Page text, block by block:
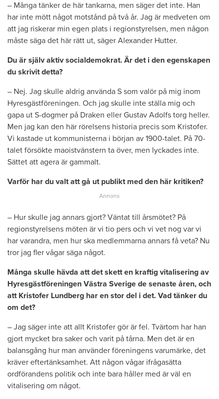
– Många tänker de här tankarna, men säger det inte. Han
har inte mött något motstånd på två år. Jag är medveten om
att jag riskerar min egen plats i regionstyrelsen, men någon
måste säga det här rätt ut, säger Alexander Hutter.
Du är själv aktiv socialdemokrat. Är det i den egenskapen
du skrivit detta?
– Nej. Jag skulle aldrig använda S som valör på mig inom
Hyresgästföreningen. Och jag skulle inte ställa mig och
gapa ut S-dogmer på Draken eller Gustav Adolfs torg heller.
Men jag kan den här rörelsens historia precis som Kristofer.
Vi kastade ut kommunisterna i början av 1900-talet. På 70-
talet försökte maoistvänstern ta över, men lyckades inte.
Sättet att agera är gammalt.
Varför har du valt att gå ut publikt med den här kritiken?
– Hur skulle jag annars gjort? Väntat till årsmötet? På
regionstyrelsens möten är vi tio pers och vi vet nog var vi
har varandra, men hur ska medlemmarna annars få veta? Nu
tror jag fler vågar säga något.
Många skulle hävda att det skett en kraftig vitalisering av
Hyresgästföreningen Västra Sverige de senaste åren, och
att Kristofer Lundberg har en stor del i det. Vad tänker du
om det?
– Jag säger inte att allt Kristofer gör är fel. Tvärtom har han
gjort mycket bra saker och varit på tårna. Men det är en
balansgång hur man använder föreningens varumärke, det
kräver eftertänksamhet. Att någon vågar ifrågasätta
ordförandens politik och inte bara håller med är väl en
vitalisering om något.